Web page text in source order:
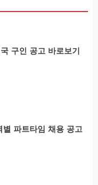
구인 공고 바로보기
파트타임 채용 공고